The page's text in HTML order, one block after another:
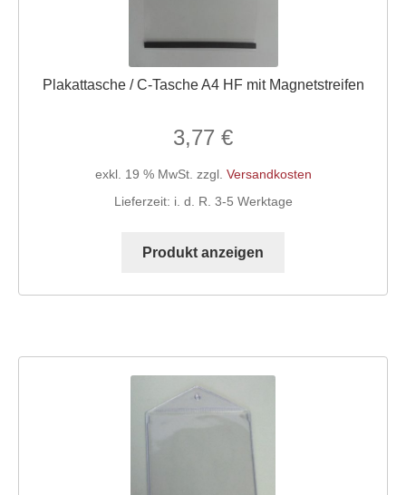
Plakattasche / C-Tasche A4 HF mit Magnetstreifen
3,77 €
exkl. 19 % MwSt. zzgl. Versandkosten
Lieferzeit: i. d. R. 3-5 Werktage
Produkt anzeigen